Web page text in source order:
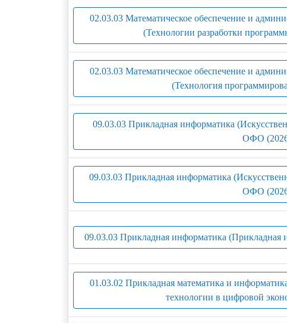
02.03.03 Математическое обеспечение и
(Технологии разработки
02.03.03 Математическое обеспечение и
(Технология
09.03.03 Прикладная информатика
ОФО
09.03.03 Прикладная информатика
ОФО
09.03.03 Прикладная информатика
01.03.02 Прикладная математика и
технологии в цифровой